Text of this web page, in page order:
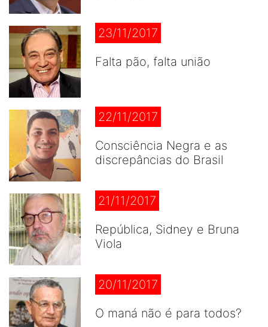
23/11/2017
Falta pão, falta união
22/11/2017
Consciência Negra e as
discrepâncias do Brasil
21/11/2017
República, Sidney e Bruna
Viola
20/11/2017
O maná não é para todos?